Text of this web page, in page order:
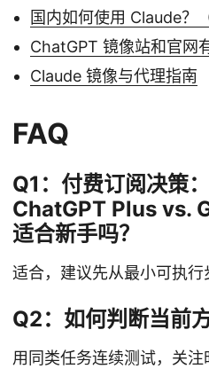
国内如何使用 Claude？
ChatGPT 镜像站和官网
Claude 镜像与代理指南
FAQ
Q1：付费订阅决策
ChatGPT Plus vs.
适合新手吗？
适合，建议先从最小可执行
Q2：如何判断当前
用同类任务连续测试，关注